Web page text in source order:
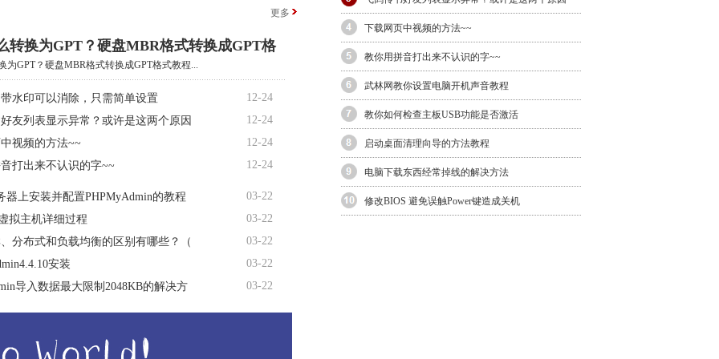
更多
转换为GPT？硬盘MBR格式转换成GPT格
为GPT？硬盘MBR格式转换成GPT格式教程...
水印可以消除，只需简单设置
12-24
友列表显示异常？或许是这两个原因
12-24
视频的方法~~
12-24
打出来不认识的字~~
12-24
器上安装并配置PHPMyAdmin的教程
03-22
拟主机详细过程
03-22
分布式和负载均衡的区别有哪些？（
03-22
安装
03-22
导入数据最大限制2048KB的解决方
03-22
下载网页中视频的方法~~
教你用拼音打出来不认识的字~~
武林网教你设置电脑开机声音教程
教你如何检查主板USB功能是否激活
启动桌面清理向导的方法教程
电脑下载东西经常掉线的解决方法
修改BIOS 避免误触Power键造成关机